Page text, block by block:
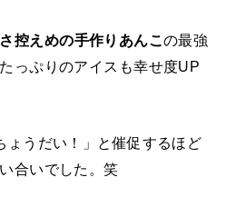
控えめの手作りあんこ の最強
っぷりのアイスも幸せ度UP
ょうだい！」と催促するほど
合いでした。笑